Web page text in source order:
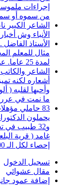
إجراءات
من سموه أو
الشاعر الكبير
الأنباء وش
الأستاذ
مثال للمعلم
لمدة 25 عاما. عمل معرفا لقرية البلعلا .
الشاعر
أشعاره لكنه
وأحبها لقلبه (
ما نمت في
و32 طبيب
غامد ( قرية
إحصاء لكل الـ 300 قرية.
تسجيل الدخول
مقال عشوائي
إضافة عمود